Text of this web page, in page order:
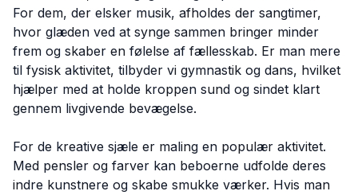
For dem, der elsker musik, afholdes der sangtimer,
hvor glæden ved at synge sammen bringer minder
frem og skaber en følelse af fællesskab. Er man mere
til fysisk aktivitet, tilbyder vi gymnastik og dans, hvilket
hjælper med at holde kroppen sund og sindet klart
gennem livgivende bevægelse.
For de kreative sjæle er maling en populær aktivitet.
Med pensler og farver kan beboerne udfolde deres
indre kunstnere og skabe smukke værker. Hvis man